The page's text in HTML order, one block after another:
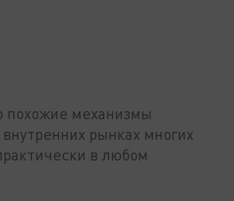
похожие механизмы
рынках многих
в любом